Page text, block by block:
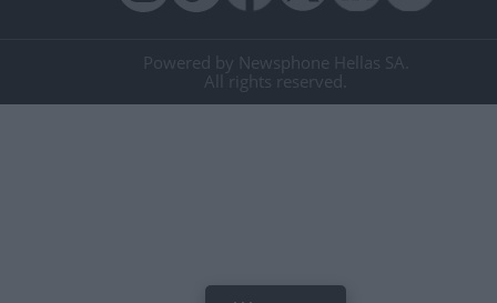
Powered by Newsphone Hellas SA.
All rights reserved.